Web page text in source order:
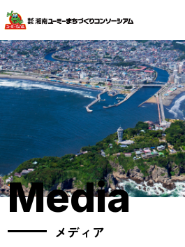
不動
Media
メディア